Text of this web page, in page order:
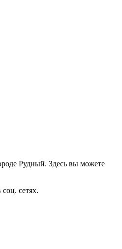
Рудный. Здесь вы можете
сетях.